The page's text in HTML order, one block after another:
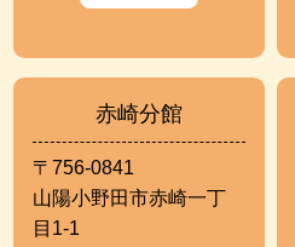
赤崎分館
〒756-0841
山陽小野田市赤崎一丁
目1-1